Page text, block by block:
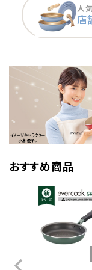
人
店
おすすめ商品